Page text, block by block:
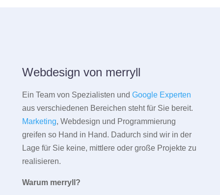
Webdesign von merryll
Ein Team von Spezialisten und Google Experten
aus verschiedenen Bereichen steht für Sie bereit.
Marketing, Webdesign und Programmierung
greifen so Hand in Hand. Dadurch sind wir in der
Lage für Sie keine, mittlere oder große Projekte zu
realisieren.
Warum merryll?